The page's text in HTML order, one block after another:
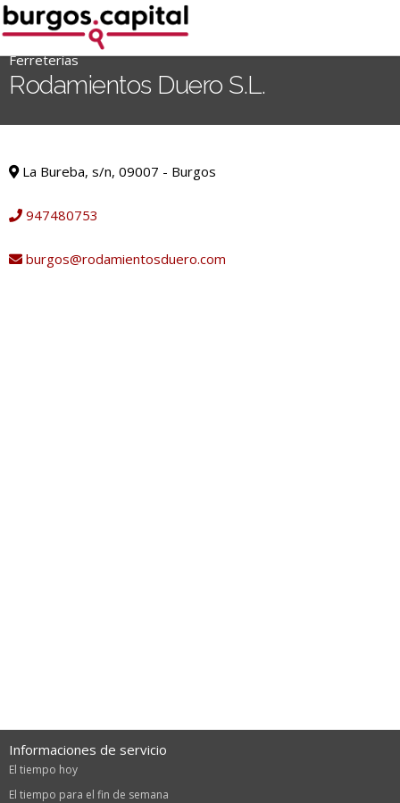
Ir
al
contenido
for:')
Ferreterías
Rodamientos Duero S.L.
La Bureba, s/n, 09007 - Burgos
947480753
burgos@rodamientosduero.com
Informaciones de servicio
El tiempo hoy
El tiempo para el fin de semana